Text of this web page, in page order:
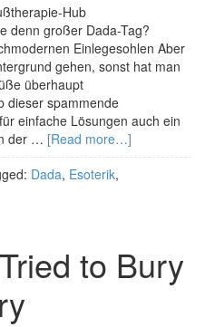
Hub
denn großer Dada-Tag?
Einlegesohlen Aber
gehen, sonst hat man
überhaupt
dieser spammende
einfache Lösungen auch ein
der … [Read more…]
Dada, Esoterik,
to Bury